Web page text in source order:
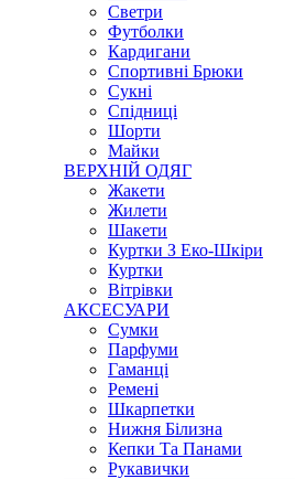
Светри
Футболки
Кардигани
Спортивні Брюки
Сукні
Спідниці
Шорти
Майки
ВЕРХНІЙ ОДЯГ
Жакети
Жилети
Шакети
Куртки З Еко-Шкіри
Куртки
Вітрівки
АКСЕСУАРИ
Сумки
Парфуми
Гаманці
Ремені
Шкарпетки
Нижня Білизна
Кепки Та Панами
Рукавички